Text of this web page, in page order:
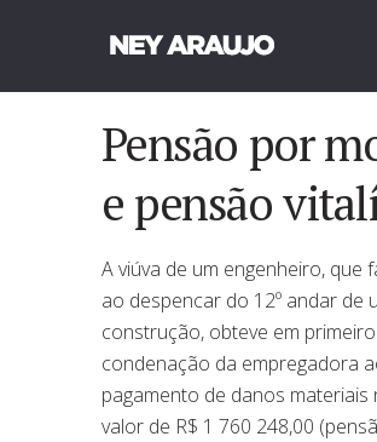
Pensão por
e pensão
A viúva de um engenheiro, que
ao despencar do 12º andar de
construção, obteve em
condenação da empregadora
pagamento de danos materiais
valor de R$ 1 760 248,00